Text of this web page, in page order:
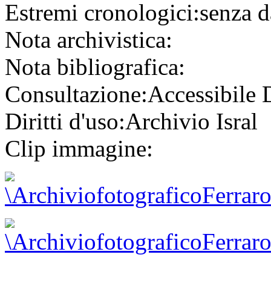
Estremi cronologici:senza
Nota archivistica:
Nota bibliografica:
Consultazione:Accessibile
Diritti d'uso:Archivio Isral
Clip immagine: